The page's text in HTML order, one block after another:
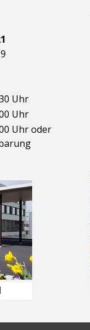
Uhr
Uhr
Uhr oder